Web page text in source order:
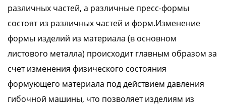
различных частей, а различные пресс-формы
состоят из различных частей и форм.Изменение
формы изделий из материала (в основном
листового металла) происходит главным образом за
счет изменения физического состояния
формующего материала под действием давления
гибочной машины, что позволяет изделиям из